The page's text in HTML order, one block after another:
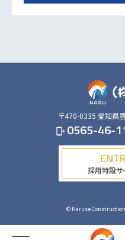
〒470-0335 愛知県
phonelink_ring 0565-46-
採用特設サ
© Naruse